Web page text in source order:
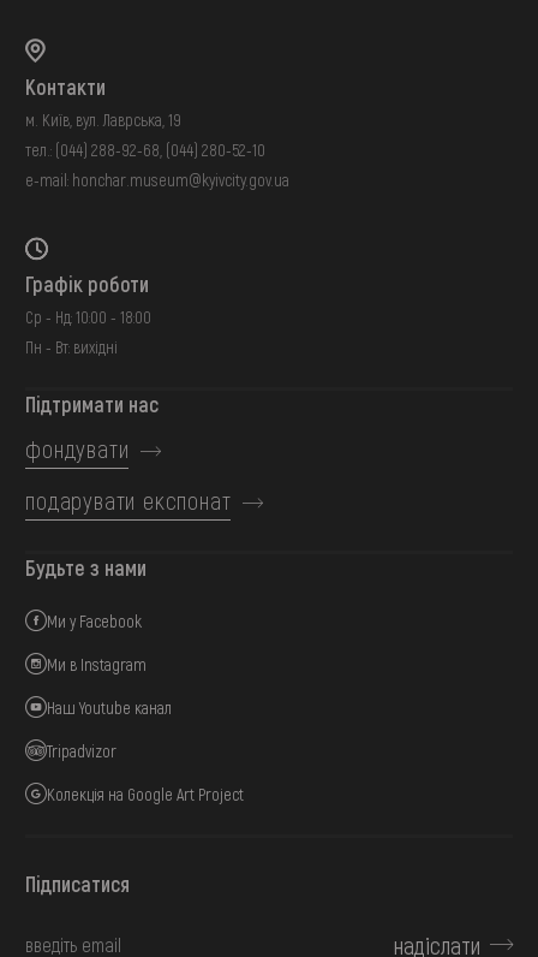
Контакти
м. Київ, вул. Лаврська, 19
тел.: (044) 288-92-68 (044) 280-52-10
e-mail: honchar.museum@kyivcity.gov.ua
Графік роботи
Ср - Нд: 10:00 - 18:00
Пн - Вт: вихідні
Підтримати нас
фондувати
подарувати експонат
Будьте з нами
Ми у Facebook
Ми в Instagram
Наш Youtube канал
Tripadvizor
Колекція на Google Art Project
Підписатися
надіслати